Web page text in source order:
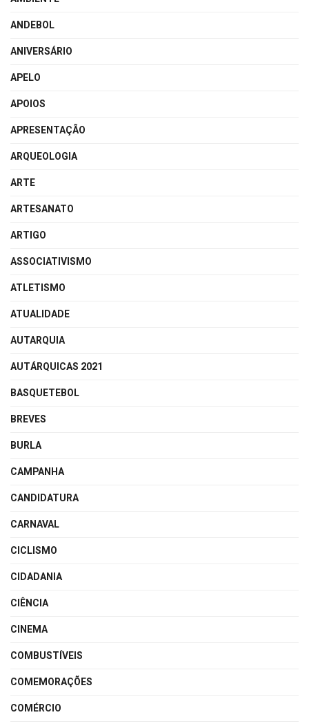
ANDEBOL
ANIVERSÁRIO
APELO
APOIOS
APRESENTAÇÃO
ARQUEOLOGIA
ARTE
ARTESANATO
ARTIGO
ASSOCIATIVISMO
ATLETISMO
ATUALIDADE
AUTARQUIA
AUTÁRQUICAS 2021
BASQUETEBOL
BREVES
BURLA
CAMPANHA
CANDIDATURA
CARNAVAL
CICLISMO
CIDADANIA
CIÊNCIA
CINEMA
COMBUSTÍVEIS
COMEMORAÇÕES
COMÉRCIO